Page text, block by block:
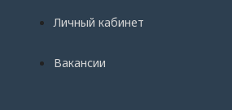
Личный кабинет
Вакансии